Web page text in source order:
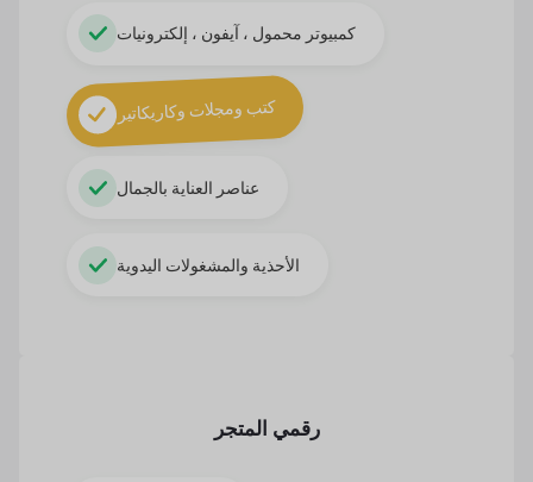
كمبيوتر محمول ، آيفون ، إلكترونيات
كتب ومجلات وكاريكاتير
عناصر العناية بالجمال
الأحذية والمشغولات اليدوية
رقمي المتجر